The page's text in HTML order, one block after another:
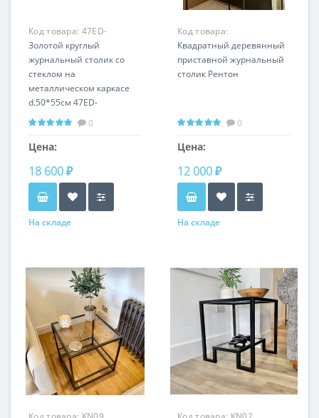
Код товара: 47ED-
ET031GOLD
Золотой круглый
журнальный столик со
стеклом на
металлическом каркасе
d.50*55см 47ED-
ET031GOLD
0
Цена:
18 600 ₽
На складе
Код товара:
LHFST041123SH
Квадратный деревянный
приставной журнальный
столик Рентон
0
Цена:
12 000 ₽
На складе